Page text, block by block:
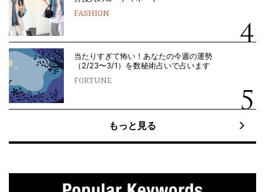
FASHION
当たりすぎて怖い！あなたの今週の運勢
（2/23〜3/1）を数秘術占いで占います
FORTUNE
もっと見る